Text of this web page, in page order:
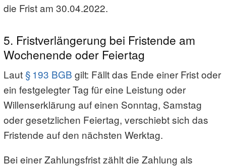
die Frist am 30.04.2022.
5. Fristverlängerung bei Fristende am
Wochenende oder Feiertag
Laut § 193 BGB gilt: Fällt das Ende einer Frist oder
ein festgelegter Tag für eine Leistung oder
Willenserklärung auf einen Sonntag, Samstag
oder gesetzlichen Feiertag, verschiebt sich das
Fristende auf den nächsten Werktag.
Bei einer Zahlungsfrist zählt die Zahlung als